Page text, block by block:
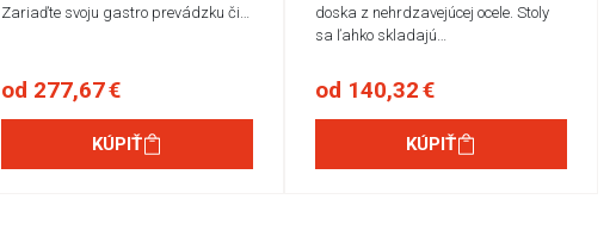
Zariaďte svoju gastro prevádzku či…
od 277,67 €
KÚPIŤ
doska z nehrdzavejúcej ocele. Stoly
sa ľahko skladajú…
od 140,32 €
KÚPIŤ